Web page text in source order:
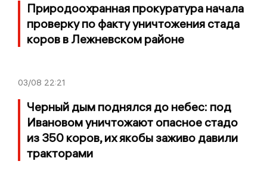
Природоохранная прокуратура начала
проверку по факту уничтожения стада
коров в Лежневском районе
03/08 22:21
Черный дым поднялся до небес: под
Ивановом уничтожают опасное стадо
из 350 коров, их якобы заживо давили
тракторами